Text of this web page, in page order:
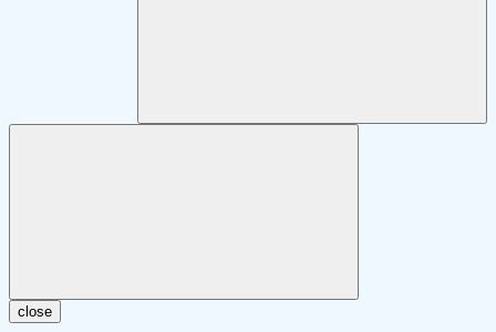
close